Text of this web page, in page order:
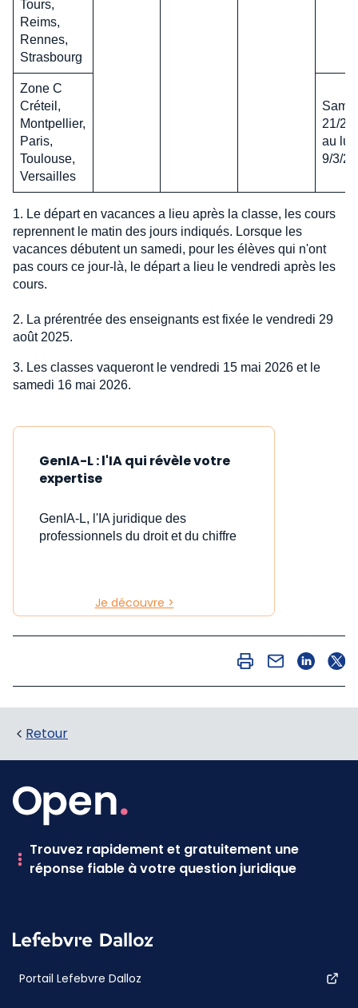
Tours,
Reims,
Rennes,
Strasbourg
Zone C
Créteil,
Montpellier,
Paris,
Toulouse,
Versailles
21/2/
au
9/3/
1. Le départ en vacances a lieu après la classe, les cours
reprennent le matin des jours indiqués. Lorsque les
vacances débutent un samedi, pour les élèves qui n'ont
pas cours ce jour-là, le départ a lieu le vendredi après les
cours.
2. La prérentrée des enseignants est fixée le vendredi 29
août 2025.
3. Les classes vaqueront le vendredi 15 mai 2026 et le
samedi 16 mai 2026.
GenIA-L : l'IA qui révèle votre
expertise
GenIA-L, l'IA juridique des
professionnels du droit et du chiffre
Je découvre >
Retour
Trouvez rapidement et gratuitement une
réponse fiable à votre question juridique
Portail Lefebvre Dalloz